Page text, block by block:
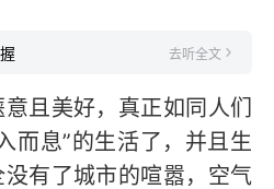
去听全文
且美好，真正如同人们
而息”的生活了，并且生
有了城市的喧嚣，空气